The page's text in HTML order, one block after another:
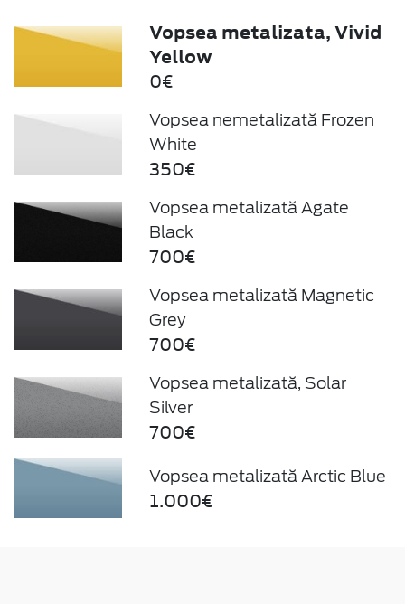
Vopsea metalizata, Vivid
Yellow
0€
Vopsea nemetalizată Frozen
White
350€
Vopsea metalizată Agate
Black
700€
Vopsea metalizată Magnetic
Grey
700€
Vopsea metalizată, Solar
Silver
700€
Vopsea metalizată Arctic Blue
1.000€